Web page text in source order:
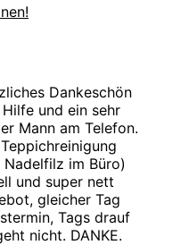
Dankeschön
und ein sehr
Mann am Telefon.
im Büro)
und super nett
gleicher Tag
Tags drauf
nicht. DANKE.